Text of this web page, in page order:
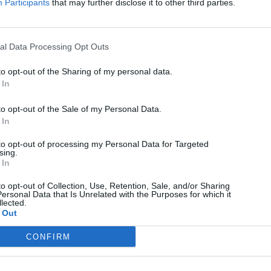
Participants that may further disclose it to other third parties.
Data Processing Opt Outs
opt-out of the Sharing of my personal data.
opt-out of the Sale of my Personal Data.
opt-out of processing my Personal Data for Targeted
opt-out of Collection, Use, Retention, Sale, and/or Sharing
Data that Is Unrelated with the Purposes for which it
CONFIRM
αγαπημένες σου πηγές για να μη χάνεις καμία είδηση.
Add to Google Google News
παρουσιάσεις συσκευών και gadgets! Το Techmaniacs είναι το πιο
έγκυρο και έγκαιρο ελληνικό τεχνολογικό blog, με αποκλειστικές
πληροφορίες που κάνουν τον γύρο του κόσμου.
Techmaniacs.gr - Η τεχνολογία στα καλύτερά της!
Επικοινωνήστε μαζί μας:
© Techmaniacs 2026